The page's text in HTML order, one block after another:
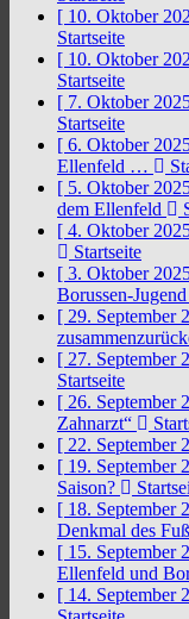
[ 10. Oktober
Startseite
[ 10. Oktober
Startseite
[ 7. Oktober
Startseite
[ 6. Oktober
Ellenfeld …
[ 5. Oktober
dem Ellenfeld
[ 4. Oktober
Startseite
[ 3. Oktober
Borussen-Jugend
[ 29. September
[ 27. September
Startseite
[ 26. September
Zahnarzt“
[ 22. September
[ 19. September
Saison?
[ 18. September
Denkmal des
[ 15. September
Ellenfeld und
[ 14. September